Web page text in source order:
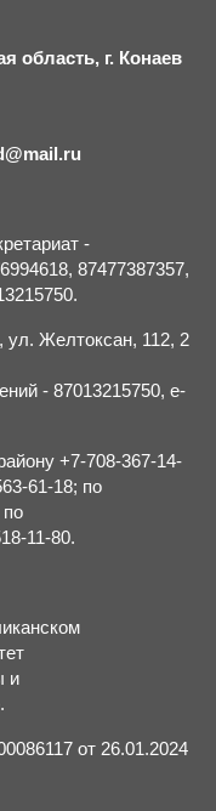
область, г. Конаев
-
87477387357,
ул. Желтоксан, 112, 2
- 87013215750, e-
+7-708-367-14-
61-18; по
11-80.
и
от 26.01.2024